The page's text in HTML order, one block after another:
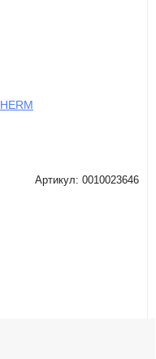
Артикул: 0010023646